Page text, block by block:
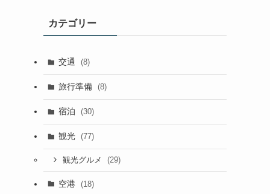
ブカテゴリー
交通 (8)
旅行準備 (8)
宿泊 (30)
観光 (77)
観光グルメ (29)
空港 (18)